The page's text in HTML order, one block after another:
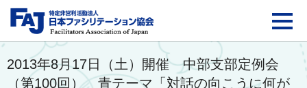
FAJ：特定非営利活動
2013年8月17日（土）開催 中部支部定例会
（第100回） 青テーマ「対話の向こうに何が